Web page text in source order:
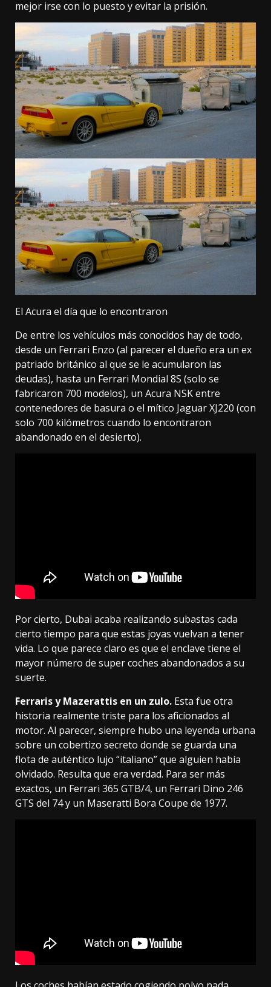
mejor irse con lo puesto y evitar la prisión.
El Acura el día que lo encontraron
De entre los vehículos más conocidos hay de todo,
desde un Ferrari Enzo (al parecer el dueño era un ex
patriado británico al que se le acumularon las
deudas), hasta un Ferrari Mondial 8S (solo se
fabricaron 700 modelos), un Acura NSK entre
contenedores de basura o el mítico Jaguar XJ220 (con
solo 700 kilómetros cuando lo encontraron
abandonado en el desierto).
Por cierto, Dubai acaba realizando subastas cada
cierto tiempo para que estas joyas vuelvan a tener
vida. Lo que parece claro es que el enclave tiene el
mayor número de super coches abandonados a su
suerte.
Ferraris y Mazerattis en un zulo. Esta fue otra
historia realmente triste para los aficionados al
motor. Al parecer, siempre hubo una leyenda urbana
sobre un cobertizo secreto donde se guarda una
flota de auténtico lujo “italiano” que alguien había
olvidado. Resulta que era verdad. Para ser más
exactos, un Ferrari 365 GTB/4, un Ferrari Dino 246
GTS del 74 y un Maseratti Bora Coupe de 1977.